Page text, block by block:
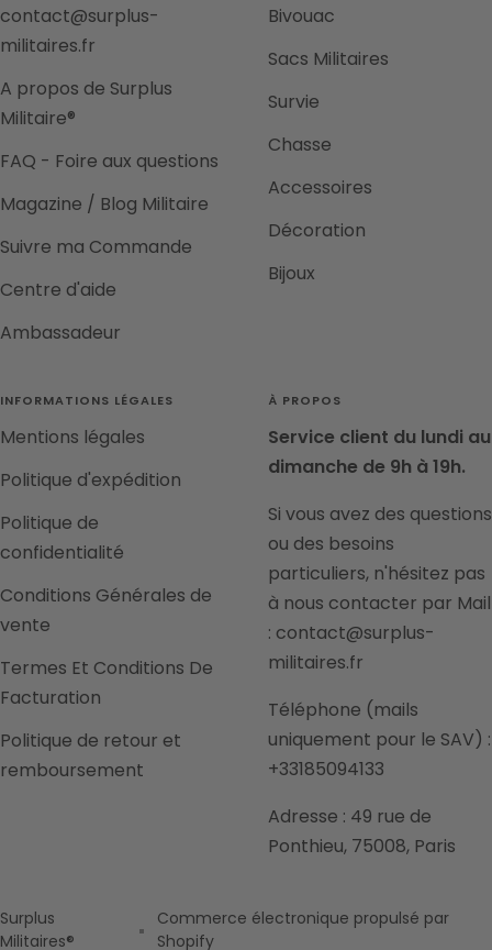
contact@surplus-
militaires.fr
A propos de Surplus
Militaire®
FAQ - Foire aux questions
Magazine / Blog Militaire
Suivre ma Commande
Centre d'aide
Ambassadeur
Bivouac
Sacs Militaires
Survie
Chasse
Accessoires
Décoration
Bijoux
INFORMATIONS LÉGALES
Mentions légales
Politique d'expédition
Politique de
confidentialité
Conditions Générales de
vente
Termes Et Conditions De
Facturation
Politique de retour et
remboursement
À PROPOS
Service client du lundi au
dimanche de 9h à 19h.
Si vous avez des questions
ou des besoins
particuliers, n'hésitez pas
à nous contacter par Mail
: contact@surplus-
militaires.fr
Téléphone (mails
uniquement pour le SAV) :
+33185094133
Adresse : 49 rue de
Ponthieu, 75008, Paris
Surplus
Militaires®
Commerce électronique propulsé par
Shopify